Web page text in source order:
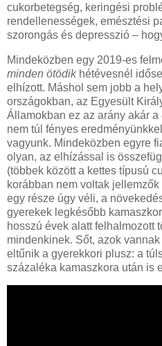
cukorbetegség, keringési
rendellenességek, emésztési
szorongás és depresszió –
Mindeközben egy 2019-es
minden ötödikhétévesnél
elhízott. Máshol sem jobb a
országokban, az Egyesült
Államokban ez az arány akár
nem túl fényes
vagyunk. Mindeközben egyre
olyan, az elhízással is
(többek között a kettes típusú
korábban nem voltak
egy része úgy véli, a
gyerekek legkésőbb
hosszú évek alatt felhalmozott
mindenkinek. Sőt, azok
eltűnik a gyerekkori plusz: a
százaléka kamaszkora után is